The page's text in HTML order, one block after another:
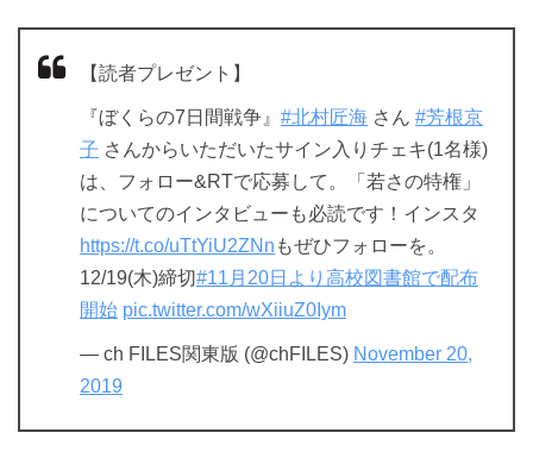
【読者プレゼント】
『ぼくらの7日間戦争』 #北村匠海 さん #芳根京
子 さんからいただいたサイン入りチェキ(1名様)
は、フォロー&RTで応募して。「若さの特権」
についてのインタビューも必読です！インスタ
https://t.co/uTtYiU2ZNn もぜひフォローを。
12/19(木)締切#11月20日より高校図書館で配布
開始 pic.twitter.com/wXiiuZ0Iym
— ch FILES関東版 (@chFILES) November 20,
2019